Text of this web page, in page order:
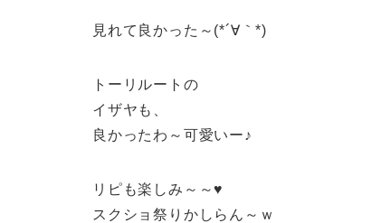
見れて良かった～(*´∀｀*)
トーリルートの
イザヤも、
良かったわ～可愛いー♪
リピも楽しみ～～♥
スクショ祭りかしらん～ｗ